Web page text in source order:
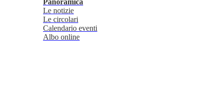
Panoramica
Le notizie
Le circolari
Calendario eventi
Albo online